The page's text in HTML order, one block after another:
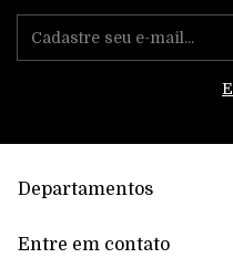
Departamentos
Entre em contato